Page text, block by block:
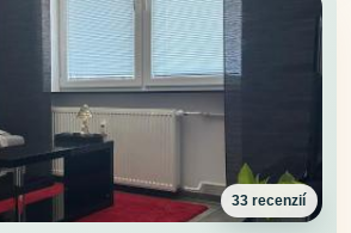
33 recenzií